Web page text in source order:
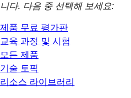
니다. 다음 중 선택해 보세요:
제품 무료 평가판
교육 과정 및 시험
모든 제품
기술 토픽
리소스 라이브러리